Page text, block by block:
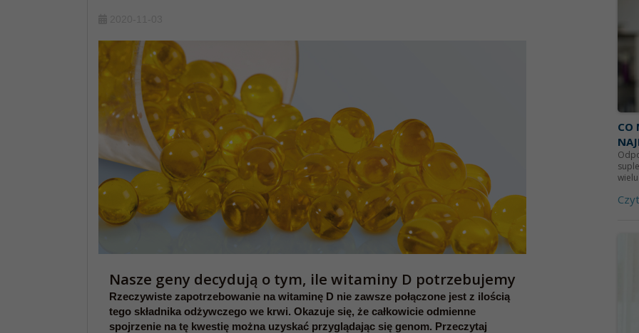
Nasze geny decydują o tym, ile witaminy D potrzebujemy
Rzeczywiste zapotrzebowanie na witaminę D nie zawsze połączone jest z ilością
tego składnika odżywczego we krwi. Okazuje się, że całkowicie odmienne
spojrzenie na tę kwestię można uzyskać przyglądając się genom. Przeczytaj
CO